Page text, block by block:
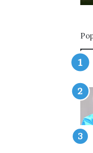
உ
ய
ல்
கா
ணி
கை
:
.
3
6